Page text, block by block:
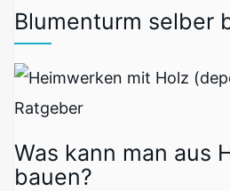
Blumenturm selber
Ratgeber
Was kann man aus
bauen?